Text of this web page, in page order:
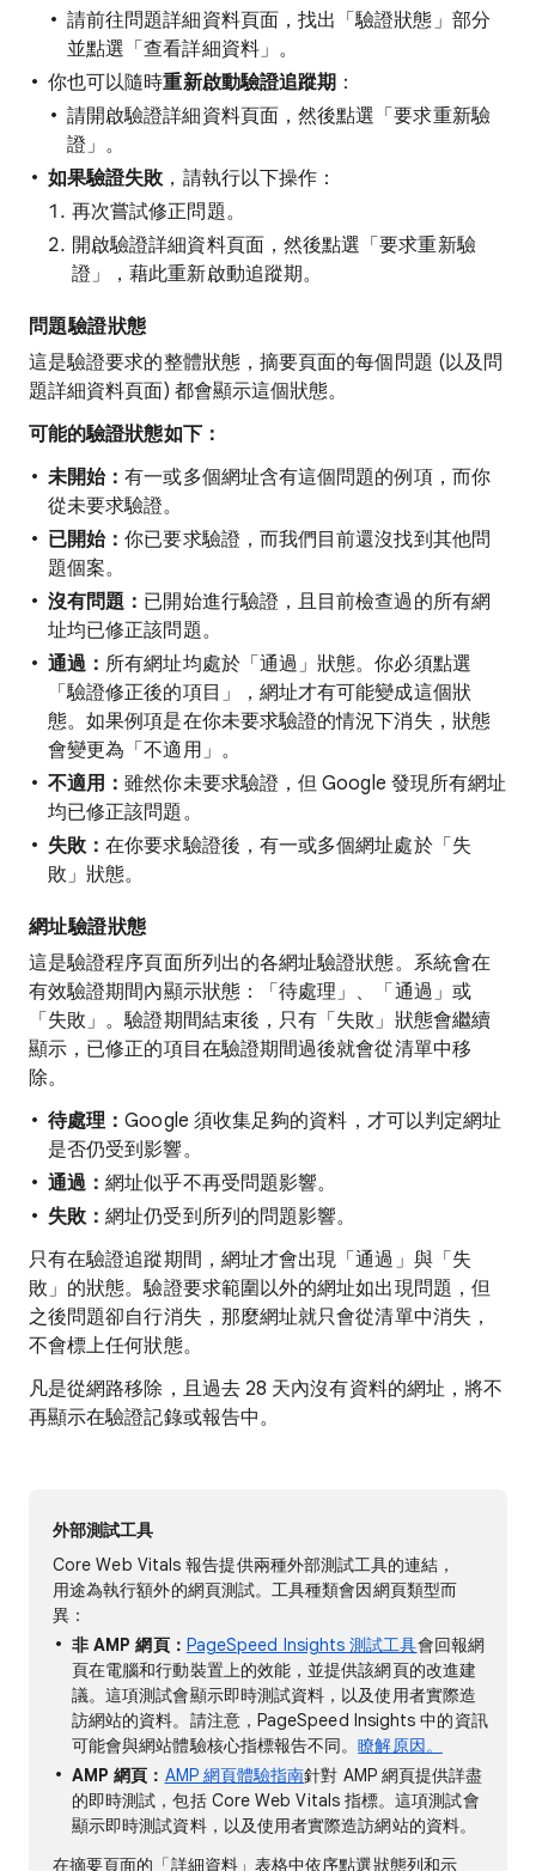
請前往問題詳細資料頁面，找出「驗證狀態」部分
並點選「查看詳細資料」 。
你也可以隨時重新啟動驗證追蹤期 ：
請開啟驗證詳細資料頁面，然後點選「要求重新驗
證」 。
如果驗證失敗，請執行以下操作：
再次嘗試修正問題。
開啟驗證詳細資料頁面，然後點選「要求重新驗
證」
，藉此重新啟動追蹤期。
問題驗證狀態
這是驗證要求的整體狀態，摘要頁面的每個問題 (以及問
題詳細資料頁面) 都會顯示這個狀態。
可能的驗證狀態如下：
未開始：有一或多個網址含有這個問題的例項，而你
從未要求驗證。
已開始：你已要求驗證，而我們目前還沒找到其他問
題個案。
沒有問題： 已開始進行驗證，且目前檢查過的所有網
址均已修正該問題。
通過： 所有網址均處於「通過」狀態。你必須點選
「驗證修正後的項目」
，網址才有可能變成這個狀
態。如果例項是在你未要求驗證的情況下消失，狀態
會變更為「不適用」。
不適用：雖然你未要求驗證，但 Google 發現所有網址
均已修正該問題。
失敗：在你要求驗證後，有一或多個網址處於「失
敗」狀態。
網址驗證狀態
這是驗證程序頁面所列出的各網址驗證狀態。系統會在
有效驗證期間內顯示狀態：「待處理」、「通過」或
「失敗」。驗證期間結束後，只有「失敗」狀態會繼續
顯示，已修正的項目在驗證期間過後就會從清單中移
除。
待處理：Google 須收集足夠的資料，才可以判定網址
是否仍受到影響。
通過：網址似乎不再受問題影響。
失敗：網址仍受到所列的問題影響。
只有在驗證追蹤期間，網址才會出現「通過」 與「失
敗」 的狀態。驗證要求範圍以外的網址如出現問題，但
之後問題卻自行消失，那麼網址就只會從清單中消失，
不會標上任何狀態。
凡是從網路移除，且過去 28 天內沒有資料的網址，將不
再顯示在驗證記錄或報告中。
外部測試工具
Core Web Vitals 報告提供兩種外部測試工具的連結，
用途為執行額外的網頁測試。工具種類會因網頁類型而
異：
非 AMP 網頁： PageSpeed Insights 測試工具會回報網
頁在電腦和行動裝置上的效能，並提供該網頁的改進建
議。這項測試會顯示即時測試資料，以及使用者實際造
訪網站的資料。請注意，PageSpeed Insights 中的資訊
可能會與網站體驗核心指標報告不同。瞭解原因。
AMP 網頁： AMP 網頁體驗指南針對 AMP 網頁提供詳盡
的即時測試，包括 Core Web Vitals 指標。這項測試會
顯示即時測試資料，以及使用者實際造訪網站的資料。
在摘要頁面的「詳細資料」表格中依序點選狀態列和示